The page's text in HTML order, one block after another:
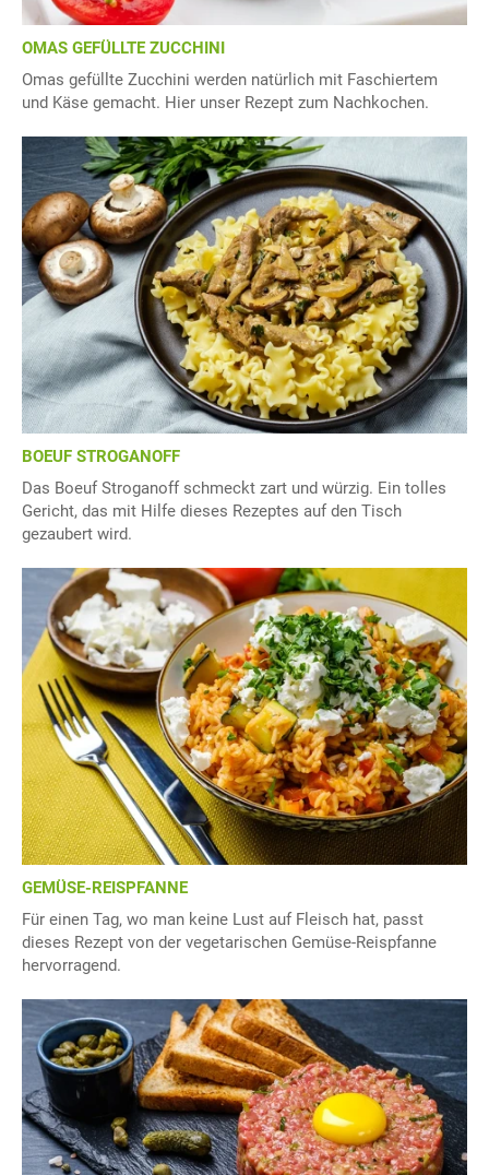
OMAS GEFÜLLTE ZUCCHINI
Omas gefüllte Zucchini werden natürlich mit Faschiertem
und Käse gemacht. Hier unser Rezept zum Nachkochen.
BOEUF STROGANOFF
Das Boeuf Stroganoff schmeckt zart und würzig. Ein tolles
Gericht, das mit Hilfe dieses Rezeptes auf den Tisch
gezaubert wird.
GEMÜSE-REISPFANNE
Für einen Tag, wo man keine Lust auf Fleisch hat, passt
dieses Rezept von der vegetarischen Gemüse-Reispfanne
hervorragend.